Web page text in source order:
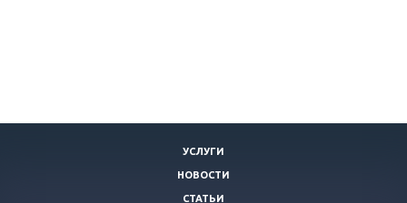
УСЛУГИ
НОВОСТИ
СТАТЬИ